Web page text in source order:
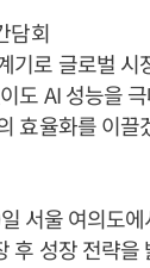
담회
기로 글로벌 시
도 AI 성능을
효율화를 이끌
서울 여의도
후 성장 전략을